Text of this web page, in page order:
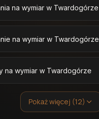
na wymiar w Twardogórze
na wymiar w Twardogórze
na wymiar w Twardogórze
Pokaż więcej (12)